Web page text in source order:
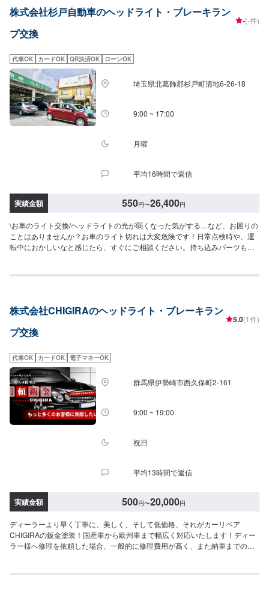
株式会社杉戸自動車のヘッドライト・ブレーキラン
プ交換
-(-件)
代車OK カードOK QR決済OK ローンOK
埼玉県北葛飾郡杉戸町清地6-26-18
9:00 ~ 17:00
月曜
平均16時間で返信
実績金額 550円〜26,400円
\お車のライト交換/ヘッドライトの光が弱くなった気がする…など、お困りの
ことはありませんか？お車のライト切れは大変危険です！日常点検時や、運
転中におかしいなと感じたら、すぐにご相談ください。持ち込みパーツも対
用の場合は16,500円前後●その他外車：3,850円〜5,390円HID使用の場合は
車：550円〜●その他外車：1,100円〜1,540円程度<パーツ持ち込み可能>パー
ツ持ち込みも可能です。持ち込みの場合はオファーにて、部品の詳細や車種
情報をお送りください。部品のご購入のご案内も可能ですので、ご希望の方
の対応も、クルマの購入もいろいろ、説明力も対応力も！1969年に創業して
以来、50年以上この地でお店を営業させていただいております。チェーン店
への加盟、地元の皆様の支えでここまで1歩ずつ成長をさせて頂きました。こ
れからもお客様に笑顔を届けられるよう、新しいお店のオープンも進んでお
ります。
株式会社CHIGIRAのヘッドライト・ブレーキラン
プ交換
5.0(1件)
代車OK カードOK 電子マネーOK
群馬県伊勢崎市西久保町2-161
9:00 ~ 19:00
祝日
平均13時間で返信
実績金額 500円〜20,000円
ディーラーより早く丁寧に、美しく、そして低価格、それがカーリペア
CHIGIRAの鈑金塗装！国産車から欧州車まで幅広く対応いたします！ディー
ラー様へ修理を依頼した場合、一般的に修理費用が高く、また納車までの時
理を部品交換で対応してしまうから。私たちなら自社工場で即施工し、でき